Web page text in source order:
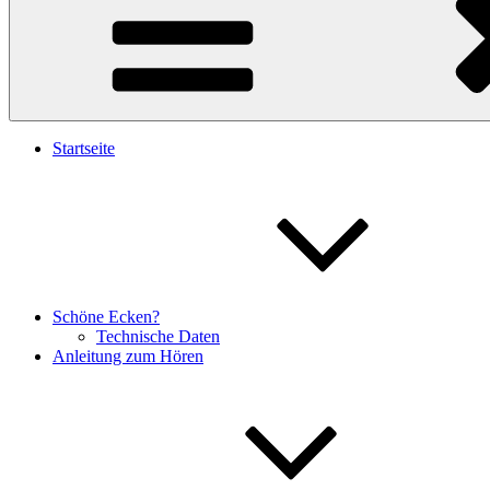
Startseite
Schöne Ecken?
Technische Daten
Anleitung zum Hören